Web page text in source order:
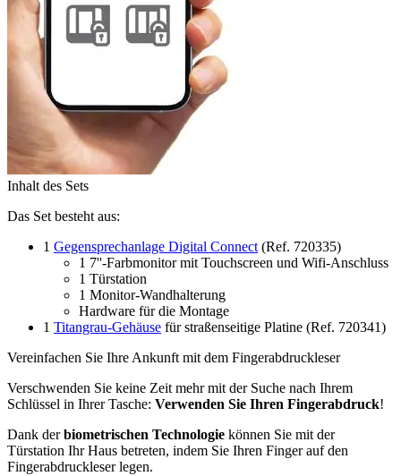
Inhalt des Sets
Das Set besteht aus:
1 Gegensprechanlage Digital Connect(Ref. 720335)
1 7''-Farbmonitor mit Touchscreen und Wifi-Anschluss
1 Türstation
1 Monitor-Wandhalterung
Hardware für die Montage
1 Titangrau-Gehäuse für straßenseitige Platine (Ref. 720341)
Vereinfachen Sie Ihre Ankunft mit dem Fingerabdruckleser
Verschwenden Sie keine Zeit mehr mit der Suche nach Ihrem
Schlüssel in Ihrer Tasche: Verwenden Sie Ihren Fingerabdruck!
Dank derbiometrischen Technologie können Sie mit der
Türstation Ihr Haus betreten, indem Sie Ihren Finger auf den
Fingerabdruckleser legen.